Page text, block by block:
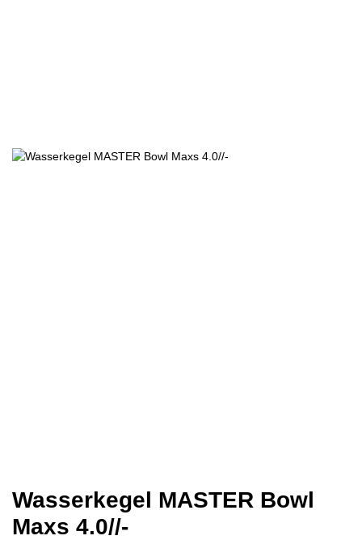
Wasserkegel MASTER Bowl
Maxs 4.0//-